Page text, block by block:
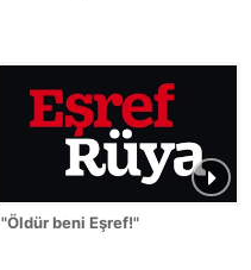
"Öldür beni Eşref!"